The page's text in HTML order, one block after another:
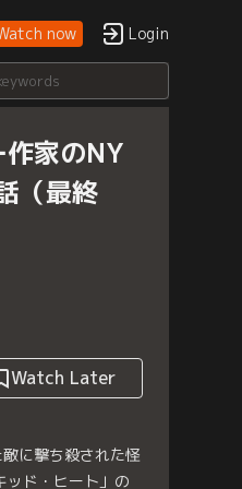
now Login
家のNY
（最終
Watch Later
に撃ち殺された怪
ド・ヒート」の